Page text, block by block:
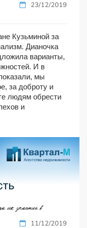
23/12/2019
Кузьминой за
Дианочка
варианты,
И в
мы
за доброту и
людям обрести
и
11/12/2019